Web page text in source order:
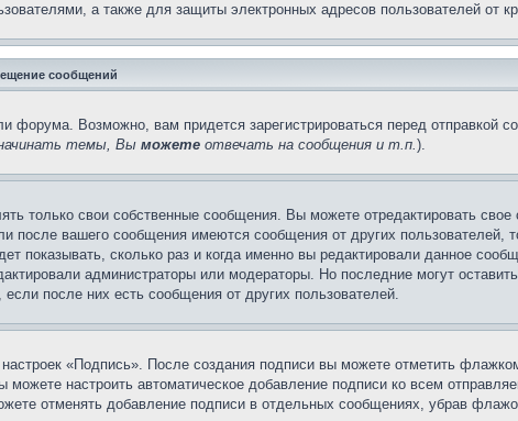
а также для защиты электронных адресов пользователей от
сообщений
Возможно, вам придется зарегистрироваться перед отправкой
темы, Вы можете отвечать на сообщения и т.п.).
только свои собственные сообщения. Вы можете отредактировать
вашего сообщения имеются сообщения от других пользователей,
показывать, сколько раз и когда именно вы редактировали данное
администраторы или модераторы. Но последние могут оставить
после них есть сообщения от других пользователей.
«Подпись». После создания подписи вы можете отметить
настроить автоматическое добавление подписи ко всем
отменять добавление подписи в отдельных сообщениях, убрав